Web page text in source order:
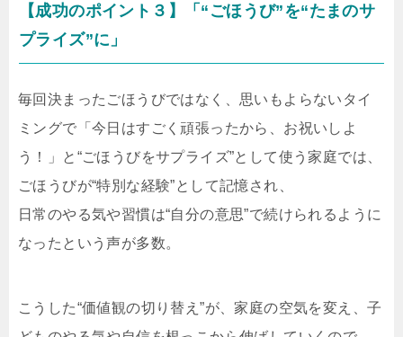
【成功のポイント３】「“ごほうび”を“たまのサ
プライズ”に」
毎回決まったごほうびではなく、思いもよらないタイ
ミングで「今日はすごく頑張ったから、お祝いしよ
う！」と“ごほうびをサプライズ”として使う家庭では、
ごほうびが“特別な経験”として記憶され、
日常のやる気や習慣は“自分の意思”で続けられるように
なったという声が多数。
こうした“価値観の切り替え”が、家庭の空気を変え、子